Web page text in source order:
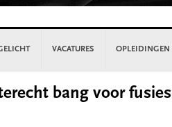
VACATURES OPLEIDINGEN
bang voor fusies